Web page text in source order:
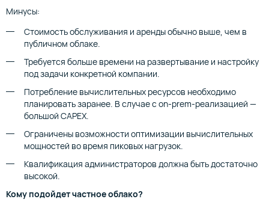
Минусы:
Стоимость обслуживания и аренды обычно выше, чем в
публичном облаке.
Требуется больше времени на развертывание и настройку
под задачи конкретной компании.
Потребление вычислительных ресурсов необходимо
планировать заранее. В случае с on-prem-реализацией —
большой CAPEX.
Ограничены возможности оптимизации вычислительных
мощностей во время пиковых нагрузок.
Квалификация администраторов должна быть достаточно
высокой.
Кому подойдет частное облако?